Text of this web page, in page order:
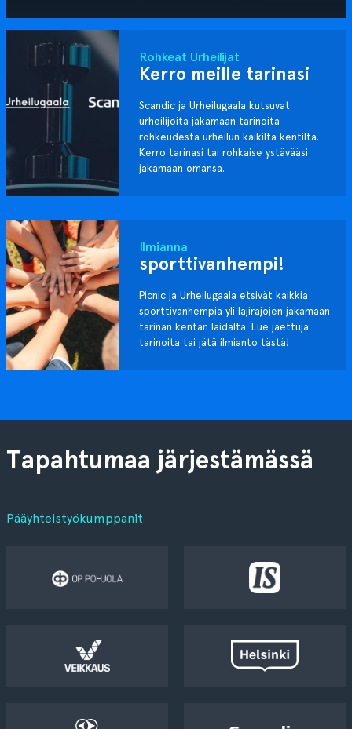
Rohkeat Urheilijat
Kerro meille tarinasi
Scandic ja Urheilugaala kutsuvat
urheilijoita jakamaan tarinoita
rohkeudesta urheilun kaikilta kentiltä.
Kerro tarinasi tai rohkaise ystävääsi
jakamaan omansa.
Ilmianna
sporttivanhempi!
Picnic ja Urheilugaala etsivät kaikkia
sporttivanhempia yli lajirajojen jakamaan
tarinan kentän laidalta. Lue jaettuja
tarinoita tai jätä ilmianto tästä!
Tapahtumaa järjestämässä
Pääyhteistyökumppanit